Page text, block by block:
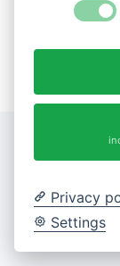
Privacy
Settings